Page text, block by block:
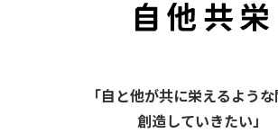
「自と他が共に栄えるよう
創造していきたい」